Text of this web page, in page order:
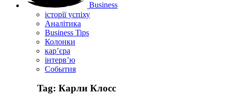
Business
історії успіху
Аналітика
Business Tips
Колонки
кар’єра
інтерв’ю
Cобытия
Tag: Карли Клосс